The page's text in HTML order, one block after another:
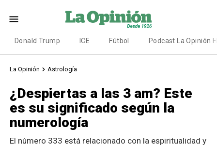
Donald Trump ICE Fútbol Podcast La Opinión
La Opinión Astrología
¿Despiertas a las 3 am? Este
es su significado según la
numerología
El número 333 está relacionado con la espiritualidad y